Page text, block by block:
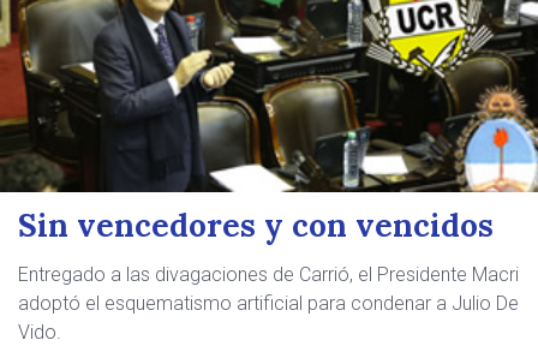
Sin vencedores y con vencidos
Entregado a las divagaciones de Carrió, el Presidente Macri
adoptó el esquematismo artificial para condenar a Julio De
Vido.